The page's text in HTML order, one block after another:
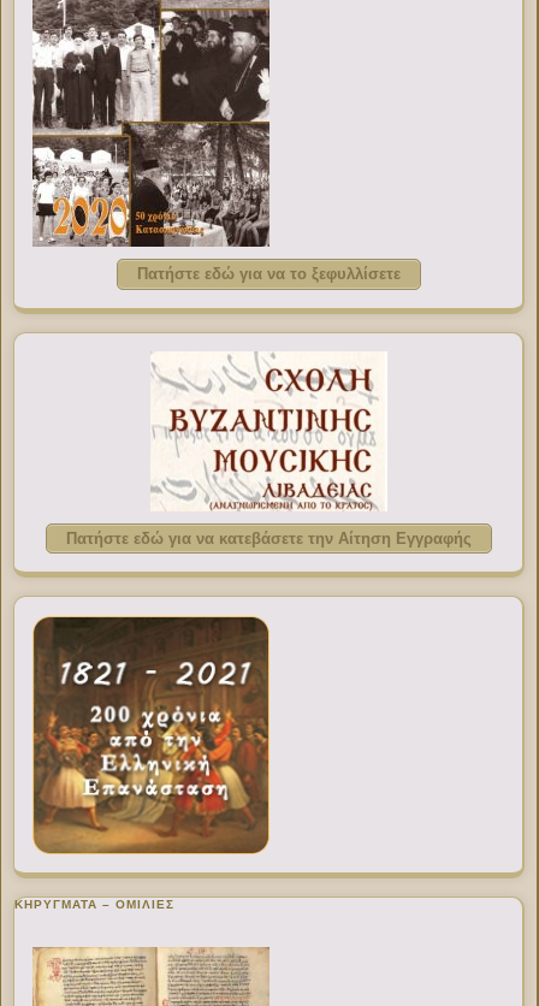
Πατήστε εδώ για να το ξεφυλλίσετε
Πατήστε εδώ για να κατεβάσετε την Αίτηση Εγγραφής
ΚΗΡΥΓΜΑΤΑ – ΟΜΙΛΙΕΣ